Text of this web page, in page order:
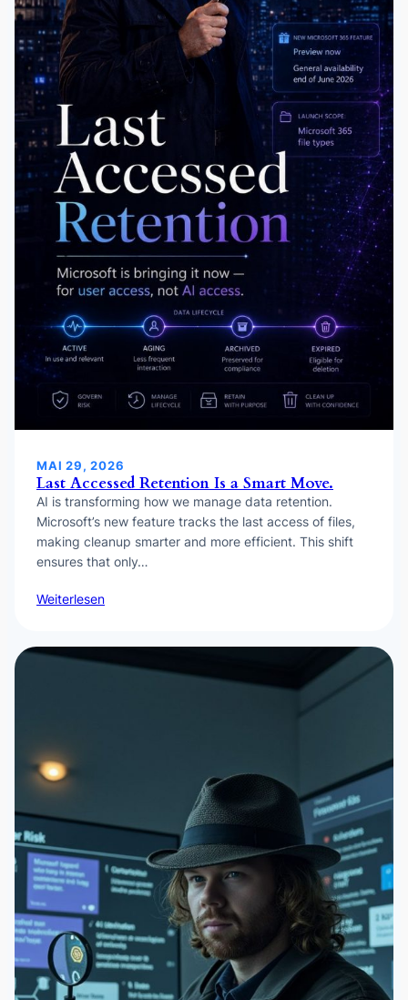
MAI 29, 2026
Last Accessed Retention Is a Smart Move.
AI is transforming how we manage data retention.
Microsoft’s new feature tracks the last access of files,
making cleanup smarter and more efficient. This shift
ensures that only…
Weiterlesen